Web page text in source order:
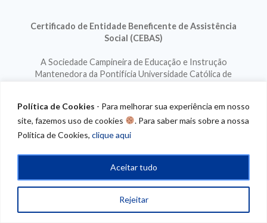
Política de Cookies - Para melhorar sua experiência em nosso
site, fazemos uso de cookies
. Para saber mais sobre a nossa
Política de Cookies, clique aqui
Rejeitar
Aceitar tudo
Certificado de Entidade Beneficente de Assistência
Social (CEBAS)
A Sociedade Campineira de Educação e Instrução
Mantenedora da Pontifícia Universidade Católica de
educação, portadora do Certificado de Entidade
Beneficente de Assistência Social – CEBAS – Educação.